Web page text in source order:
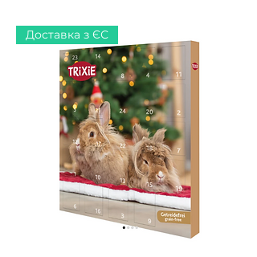
Доставка з ЄС